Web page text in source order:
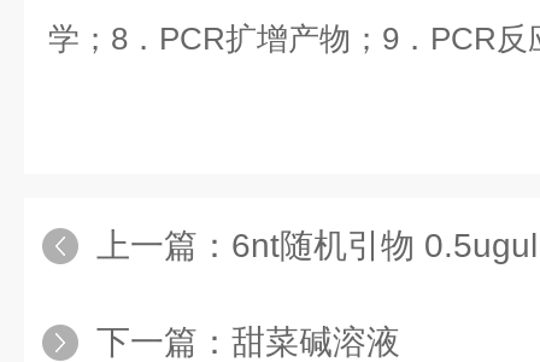
学； 8 ． PCR扩增产物； 9 ． PCR反
上一篇： 6nt随机引物 0.5ugul
下一篇： 甜菜碱溶液